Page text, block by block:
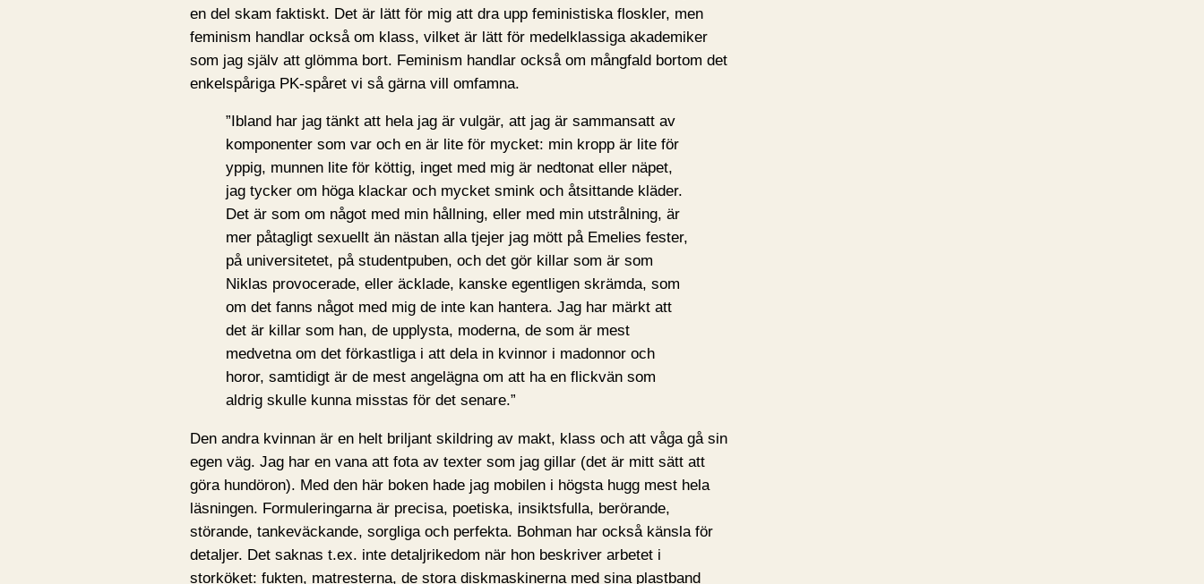
en del skam faktiskt. Det är lätt för mig att dra upp feministiska floskler, men
feminism handlar också om klass, vilket är lätt för medelklassiga akademiker
som jag själv att glömma bort. Feminism handlar också om mångfald bortom det
enkelspåriga PK-spåret vi så gärna vill omfamna.
”Ibland har jag tänkt att hela jag är vulgär, att jag är sammansatt av
komponenter som var och en är lite för mycket: min kropp är lite för
yppig, munnen lite för köttig, inget med mig är nedtonat eller näpet,
jag tycker om höga klackar och mycket smink och åtsittande kläder.
Det är som om något med min hållning, eller med min utstrålning, är
mer påtagligt sexuellt än nästan alla tjejer jag mött på Emelies fester,
på universitetet, på studentpuben, och det gör killar som är som
Niklas provocerade, eller äcklade, kanske egentligen skrämda, som
om det fanns något med mig de inte kan hantera. Jag har märkt att
det är killar som han, de upplysta, moderna, de som är mest
medvetna om det förkastliga i att dela in kvinnor i madonnor och
horor, samtidigt är de mest angelägna om att ha en flickvän som
aldrig skulle kunna misstas för det senare.”
Den andra kvinnan är en helt briljant skildring av makt, klass och att våga gå sin
egen väg. Jag har en vana att fota av texter som jag gillar (det är mitt sätt att
göra hundöron). Med den här boken hade jag mobilen i högsta hugg mest hela
läsningen. Formuleringarna är precisa, poetiska, insiktsfulla, berörande,
störande, tankeväckande, sorgliga och perfekta. Bohman har också känsla för
detaljer. Det saknas t.ex. inte detaljrikedom när hon beskriver arbetet i
storköket: fukten, matresterna, de stora diskmaskinerna med sina plastband